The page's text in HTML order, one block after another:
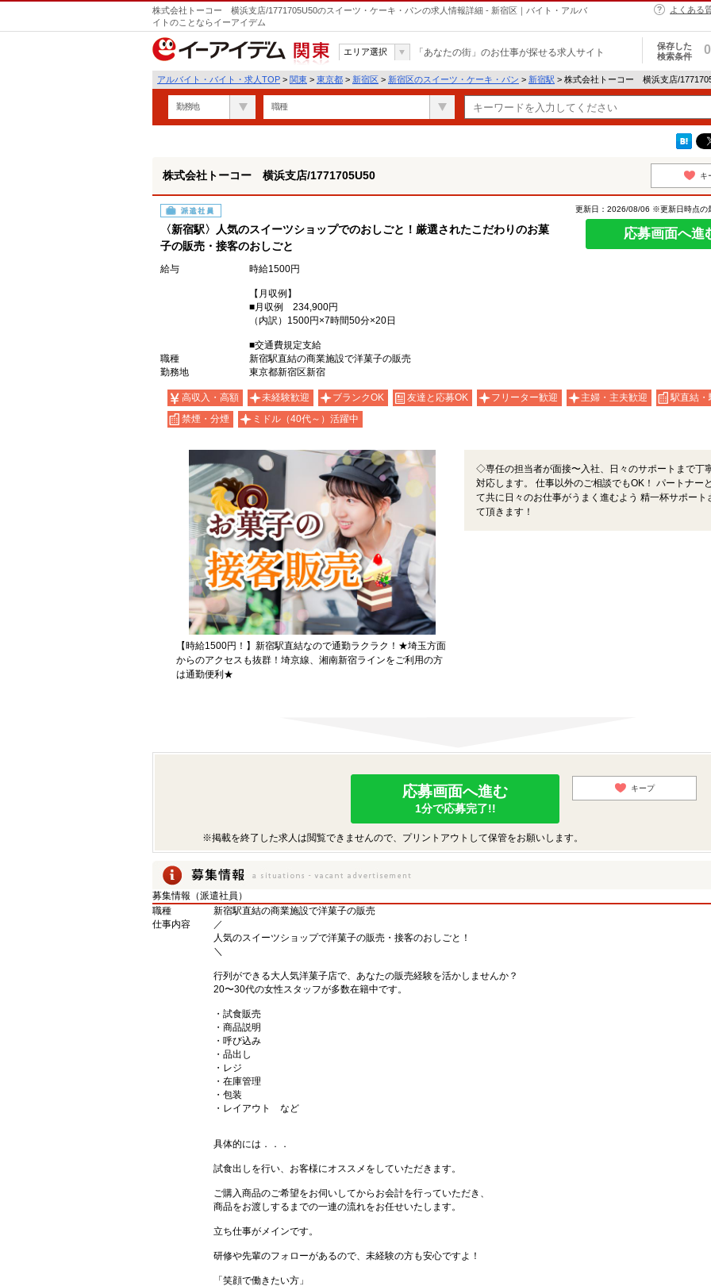
株式会社トーコー 横浜支店/1771705U50のスイーツ・ケーキ・パンの求人情報詳細 - 新宿区｜バイト・アルバ
イトのことならイーアイデム
よくある
関東
エリア選択 「あなたの街」のお仕事が探せる求人サイト
保存した
検索条件
0
アルバイト・バイト・求人TOP > 関東 > 東京都 > 新宿区 > 新宿区のスイーツ・ケーキ・パン > 新宿駅 > 株式会社トーコー 横浜支店/
勤務地 職種
株式会社トーコー 横浜支店/1771705U50 キ
派遣社員
〈新宿駅〉人気のスイーツショップでのおしごと！厳選されたこだわりのお菓
子の販売・接客のおしごと
更新日：2026/08/06 ※更新日時点の
応募画面へ進
給与 時給1500円
【月収例】
■月収例 234,900円
（内訳）1500円×7時間50分×20日
■交通費規定支給
職種
新宿駅直結の商業施設で洋菓子の販売
勤務地
東京都新宿区新宿
高収入・高額 未経験歓迎 ブランクOK 友達と応募OK フリーター歓迎 主婦・主夫歓迎
駅直結・
禁煙・分煙
ミドル（40代～）活躍中
【時給1500円！】新宿駅直結なので通勤ラクラク！★埼玉方面
からのアクセスも抜群！埼京線、湘南新宿ラインをご利用の方
は通勤便利★
◇専任の担当者が面接〜入社、日々のサポートまで丁
対応します。 仕事以外のご相談でもOK！ パートナー
て共に日々のお仕事がうまく進むよう 精一杯サポート
て頂きます！
応募画面へ進む
1分で応募完了!!
キープ
※掲載を終了した求人は閲覧できませんので、プリントアウトして保管をお願いします。
募集情報（派遣社員）
職種
新宿駅直結の商業施設で洋菓子の販売
仕事内容
／
人気のスイーツショップで洋菓子の販売・接客のおしごと！
＼
行列ができる大人気洋菓子店で、あなたの販売経験を活かしませんか？
20〜30代の女性スタッフが多数在籍中です。
・試食販売
・商品説明
・呼び込み
・品出し
・レジ
・在庫管理
・包装
・レイアウト など
具体的には．．．
試食出しを行い、お客様にオススメをしていただきます。
ご購入商品のご希望をお伺いしてからお会計を行っていただき、
商品をお渡しするまでの一連の流れをお任せいたします。
立ち仕事がメインです。
研修や先輩のフォローがあるので、未経験の方も安心ですよ！
「笑顔で働きたい方」